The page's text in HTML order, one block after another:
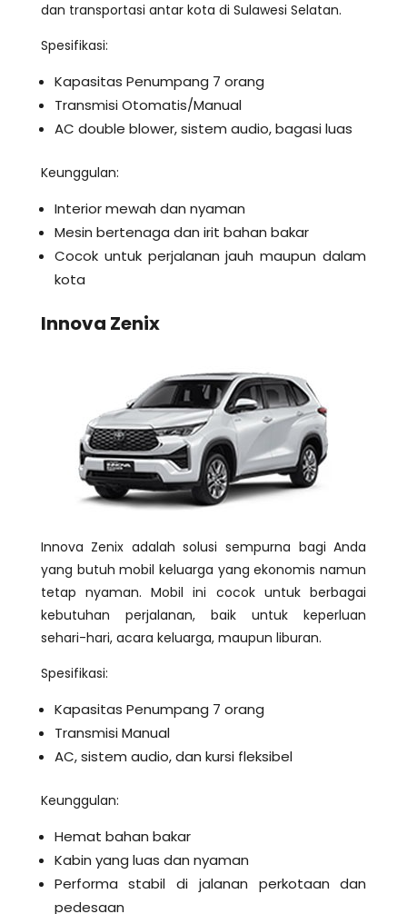
dan transportasi antar kota di Sulawesi Selatan.
Spesifikasi:
Kapasitas Penumpang 7 orang
Transmisi Otomatis/Manual
AC double blower, sistem audio, bagasi luas
Keunggulan:
Interior mewah dan nyaman
Mesin bertenaga dan irit bahan bakar
Cocok untuk perjalanan jauh maupun dalam
kota
Innova Zenix
Innova Zenix adalah solusi sempurna bagi Anda
yang butuh mobil keluarga yang ekonomis namun
tetap nyaman. Mobil ini cocok untuk berbagai
kebutuhan perjalanan, baik untuk keperluan
sehari-hari, acara keluarga, maupun liburan.
Spesifikasi:
Kapasitas Penumpang 7 orang
Transmisi Manual
AC, sistem audio, dan kursi fleksibel
Keunggulan:
Hemat bahan bakar
Kabin yang luas dan nyaman
Performa stabil di jalanan perkotaan dan
pedesaan